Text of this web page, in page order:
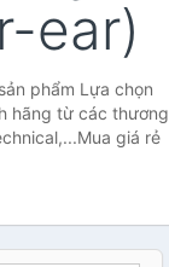
ear)
phẩm Lựa chọn
hãng từ các thương
giá rẻ